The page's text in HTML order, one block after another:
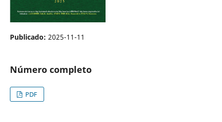
Publicado: 2025-11-11
Número completo
PDF